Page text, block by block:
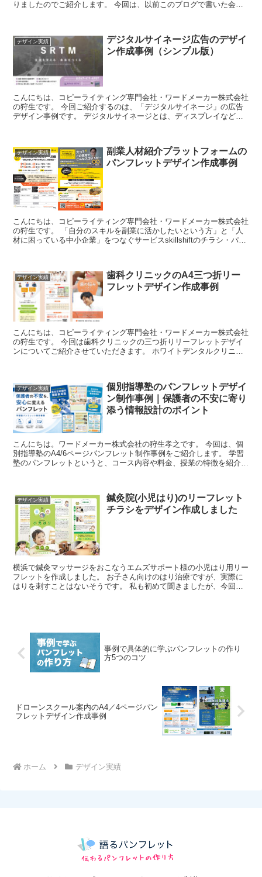
りましたのでご紹介します。 今回は、以前このブログで書いた会社
デザイン実績
デジタルサイネージ広告のデザイ
ン作成事例（シンプル版）
こんにちは、コピーライティング専門会社・ワードメーカー株式会社
の狩生です。 今回ご紹介するのは、「デジタルサイネージ」の広告
デザイン事例です。 デジタルサイネージとは、ディスプレイなどに
デザイン実績
副業人材紹介プラットフォームの
パンフレットデザイン作成事例
こんにちは、コピーライティング専門会社・ワードメーカー株式会社
の狩生です。 「自分のスキルを副業に活かしたいという方」と「人
材に困っている中小企業」をつなぐサービスskillshiftのチラシ・パン
デザイン実績
歯科クリニックのA4三つ折リー
フレットデザイン作成事例
こんにちは、コピーライティング専門会社・ワードメーカー株式会社
の狩生です。 今回は歯科クリニックの三つ折りリーフレットデザイ
ンについてご紹介させていただきます。 ホワイトデンタルクリニッ
デザイン実績
個別指導塾のパンフレットデザイ
ン制作事例｜保護者の不安に寄り
添う情報設計のポイント
こんにちは。ワードメーカー株式会社の狩生孝之です。 今回は、個
別指導塾のA4/6ページパンフレット制作事例をご紹介します。 学習
塾のパンフレットというと、コース内容や料金、授業の特徴を紹介す
デザイン実績
鍼灸院(小児はり)のリーフレット
チラシをデザイン作成しました
横浜で鍼灸マッサージをおこなうエムズサポート様の小児はり用リー
フレットを作成しました。 お子さん向けのはり治療ですが、実際に
はりを刺すことはないそうです。 私も初めて聞きましたが、今回は
事例で具体的に学ぶパンフレットの作り
方5つのコツ
ドローンスクール案内のA4／4ページパン
フレットデザイン作成事例
ホーム デザイン実績